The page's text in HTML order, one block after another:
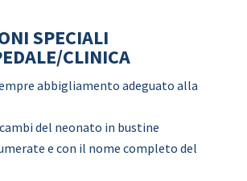
SPECIALI
CLINICA
abbigliamento adeguato alla
del neonato in bustine
e con il nome completo del